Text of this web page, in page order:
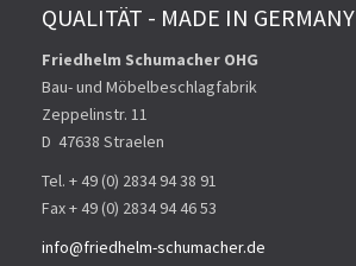
QUALITÄT - MADE IN GERMANY
Friedhelm Schumacher OHG
Bau- und Möbelbeschlagfabrik
Zeppelinstr. 11
D ­ 47638 Straelen
Tel. + 49 (0) 2834 94 38 91
Fax + 49 (0) 2834 94 46 53
info@friedhelm-schumacher.de